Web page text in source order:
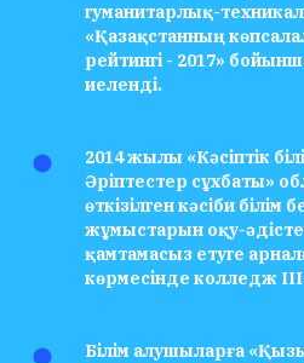
гуманитарлық-
«Қазақстанның
рейтингі - 2017»
иеленді.
2014 жылы «Кәсіптік
Әріптестер сұхбаты»
өткізілген кәсіби
жұмыстарын оқу-
қамтамасыз етуге
көрмесінде колледж
Білім алушыларға